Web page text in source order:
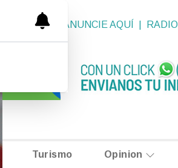
ANUNCIE AQUÍ RADIO
Turismo Opinion